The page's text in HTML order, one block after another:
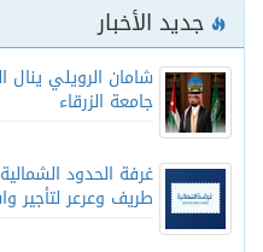
جديد الأخبار
شامان الرويلي ينال
جامعة الزرقاء
طريف وعرعر لتأجير